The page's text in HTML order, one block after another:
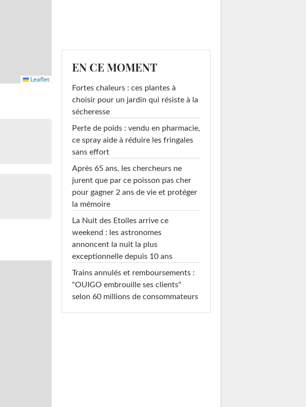
Leaflet
EN CE MOMENT
Fortes chaleurs : ces plantes à
choisir pour un jardin qui résiste à la
sécheresse
Perte de poids : vendu en pharmacie,
ce spray aide à réduire les fringales
sans effort
Après 65 ans, les chercheurs ne
jurent que par ce poisson pas cher
pour gagner 2 ans de vie et protéger
la mémoire
La Nuit des Etoiles arrive ce
weekend : les astronomes
annoncent la nuit la plus
exceptionnelle depuis 10 ans
Trains annulés et remboursements :
"OUIGO embrouille ses clients"
selon 60 millions de consommateurs